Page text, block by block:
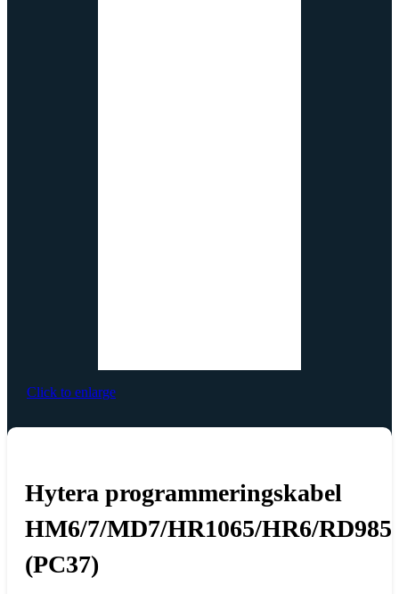
Click to enlarge
Hytera programmeringskabel
HM6/7/MD7/HR1065/HR6/RD985
(PC37)